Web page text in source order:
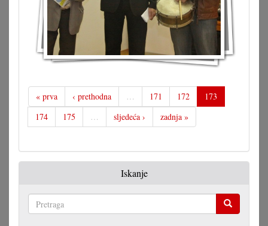
« prva ‹ prethodna … 171 172
173
174
175 … sljedeća › zadnja »
Iskanje